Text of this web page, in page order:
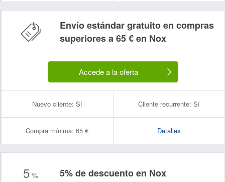
Envío estándar gratuito en compras
superiores a 65 € en Nox
Accede a la oferta
Nuevo cliente: Sí Cliente recurrente: Sí
Compra mínima: 65 € Detalles
5% 5% de descuento en Nox